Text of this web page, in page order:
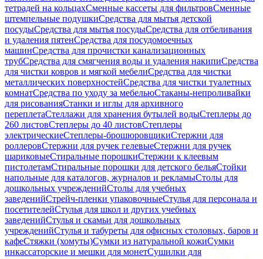
тетрадей на кольцахСменные кассеты для фильтровСменные
штемпельные подушкиСредства для мытья детской
посудыСредства для мытья посудыСредства для отбеливания
и удаления пятенСредства для посудомоечных
машинСредства для прочистки канализационных
трубСредства для смягчения воды и удаления накипиСредства
для чистки ковров и мягкой мебелиСредства для чистки
металлических поверхностейСредства для чистки туалетных
комнатСредства по уходу за мебельюСтаканы-непроливайки
для рисованияСтанки и иглы для архивного
переплетаСтеллажи для хранения бутылей водыСтеплеры до
260 листовСтеплеры до 40 листовСтеплеры
электрическиеСтеплеры-брошюровщикиСтержни для
роллеровСтержни для ручек гелевыеСтержни для ручек
шариковыеСтиральные порошкиСтержни к клеевым
пистолетамСтиральные порошки для детского бельяСтойки
напольные для каталогов, журналов и рекламыСтолы для
дошкольных учрежденийСтолы для учебных
заведенийСтрейч-пленки упаковочныеСтулья для персонала и
посетителейСтулья для школ и других учебных
заведенийСтулья и скамьи для дошкольных
учрежденийСтулья и табуреты для офисных столовых, баров и
кафеСтяжки (хомуты)Сумки из натуральной кожиСумки
инкассаторские и мешки для монетСушилки для